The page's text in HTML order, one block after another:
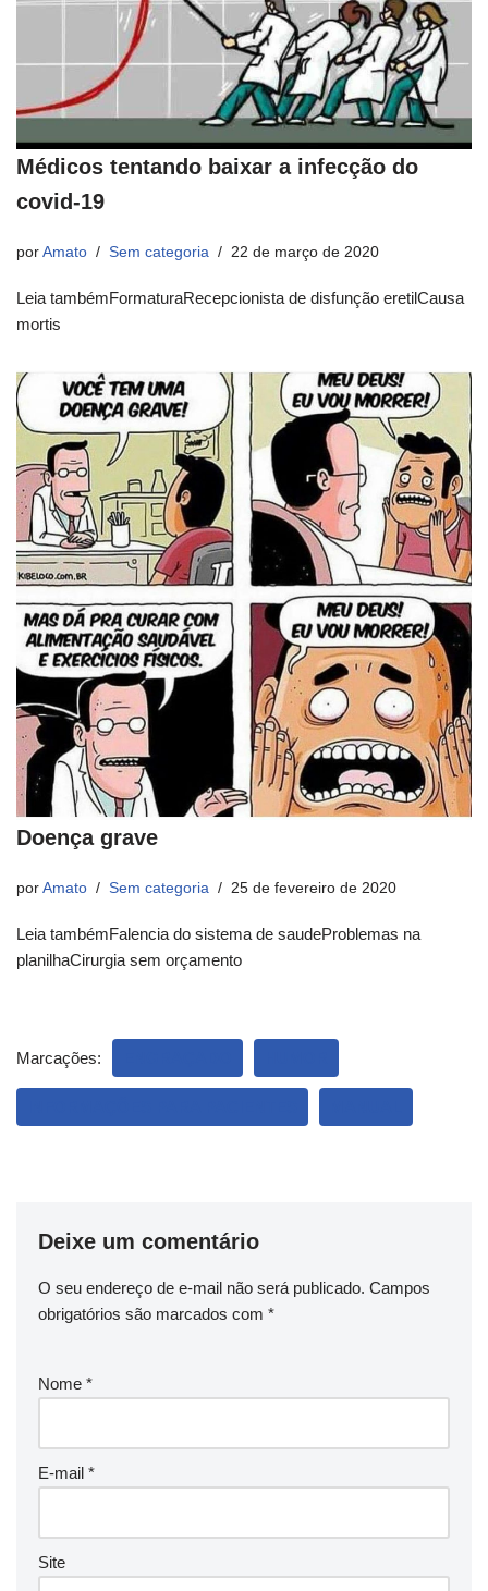
Médicos tentando baixar a infecção do
covid-19
por Amato Sem categoria 22 de março de 2020
Leia tambémFormaturaRecepcionista de disfunção eretilCausa
mortis
Doença grave
por Amato Sem categoria 25 de fevereiro de 2020
Leia tambémFalencia do sistema de saudeProblemas na
planilhaCirurgia sem orçamento
Marcações:
Deixe um comentário
O seu endereço de e-mail não será publicado. Campos
obrigatórios são marcados com *
Nome *
E-mail *
Site